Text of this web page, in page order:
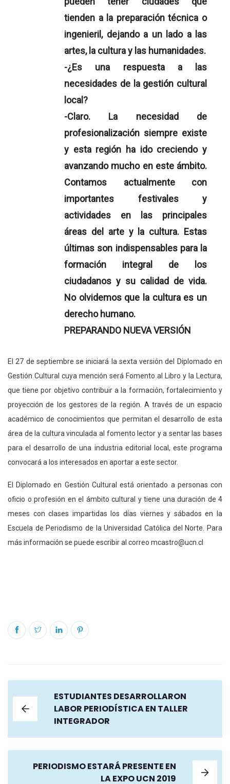
tienden a la preparación técnica o
ingenieril, dejando a un lado a las
artes, la cultura y las humanidades.
-¿Es una respuesta a las
necesidades de la gestión cultural
local?
-Claro. La necesidad de
profesionalización siempre existe
y esta región ha ido creciendo y
avanzando mucho en este ámbito.
Contamos actualmente con
importantes festivales y
actividades en las principales
áreas del arte y la cultura. Estas
últimas son indispensables para la
formación integral de los
ciudadanos y su calidad de vida.
No olvidemos que la cultura es un
derecho humano.
PREPARANDO NUEVA VERSIÓN
El 27 de septiembre se iniciará la sexta versión del Diplomado en
Gestión Cultural cuya mención será Fomento al Libro y la Lectura,
que tiene por objetivo contribuir a la formación, fortalecimiento y
proyección de los gestores de la región. A través de un espacio
académico de conocimientos que permitan el desarrollo de esta
área de la cultura vinculada al fomento lector y a sentar las bases
para el desarrollo de una industria editorial local, este programa
convocará a los interesados en aportar a este sector.
El Diplomado en Gestión Cultural está orientado a personas con
oficio o profesión en el ámbito cultural y tiene una duración de 4
meses con clases impartidas los días viernes y sábados en la
Escuela de Periodismo de la Universidad Católica del Norte. Para
más información se puede escribir al correo mcastro@ucn.cl
ESTUDIANTES DESARROLLARON
LABOR PERIODÍSTICA EN TALLER
INTEGRADOR
PERIODISMO ESTARÁ PRESENTE EN
LA EXPO UCN 2019